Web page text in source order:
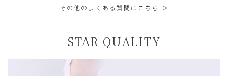
その他のよくある質問は こちら ＞
STAR QUALITY